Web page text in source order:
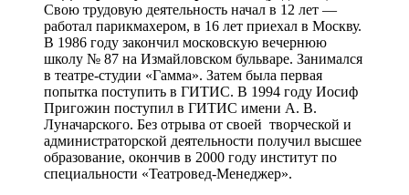
Свою трудовую деятельность начал в 12 лет —
работал парикмахером, в 16 лет приехал в Москву.
В 1986 году закончил московскую вечернюю
школу № 87 на Измайловском бульваре. Занимался
в театре-студии «Гамма». Затем была первая
попытка поступить в ГИТИС. В 1994 году Иосиф
Пригожин поступил в ГИТИС имени А. В.
Луначарского. Без отрыва от своей творческой и
администраторской деятельности получил высшее
образование, окончив в 2000 году институт по
специальности «Театровед-Менеджер».